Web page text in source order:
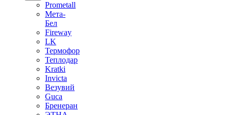
Prometall
Мета-
Бел
Fireway
LK
Термофор
Теплодар
Kratki
Invicta
Везувий
Guca
Бренеран